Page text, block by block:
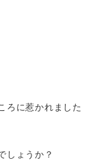
ろに惹かれました
しょうか？